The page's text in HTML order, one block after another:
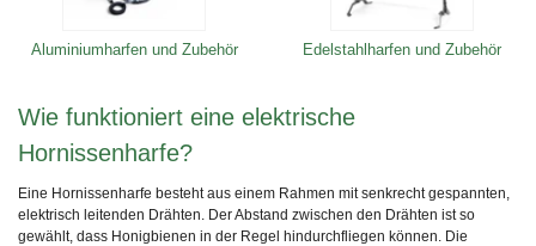
Aluminiumharfen und Zubehör Edelstahlharfen und Zubehör
Wie funktioniert eine elektrische
Hornissenharfe?
Eine Hornissenharfe besteht aus einem Rahmen mit senkrecht gespannten,
elektrisch leitenden Drähten. Der Abstand zwischen den Drähten ist so
gewählt, dass Honigbienen in der Regel hindurchfliegen können. Die